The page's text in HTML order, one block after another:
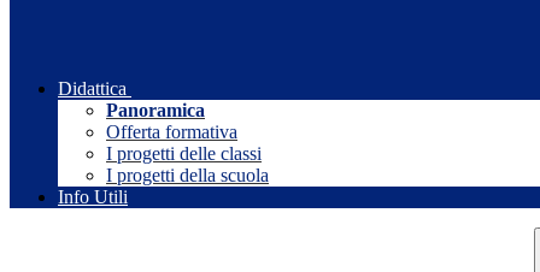
Didattica
Panoramica
Offerta formativa
I progetti delle classi
I progetti della scuola
Info Utili